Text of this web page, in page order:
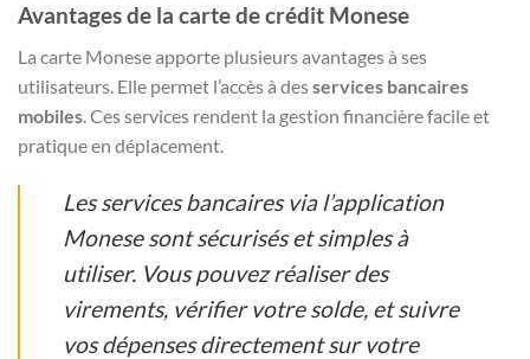
Avantages de la carte de crédit Monese
La carte Monese apporte plusieurs avantages à ses
utilisateurs. Elle permet l’accès à desservices bancaires
mobiles. Ces services rendent la gestion financière facile et
pratique en déplacement.
Les services bancaires via l’application
Monese sont sécurisés et simples à
utiliser. Vous pouvez réaliser des
virements, vérifier votre solde, et suivre
vos dépenses directement sur votre